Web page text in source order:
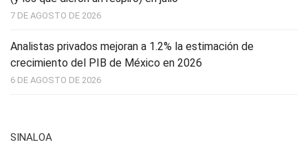
7 DE AGOSTO DE 2026
Analistas privados mejoran a 1.2% la estimación de
crecimiento del PIB de México en 2026
6 DE AGOSTO DE 2026
SINALOA